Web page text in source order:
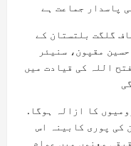
پاسدار جماعت ہے
گلگت بلتستان کے
مقپون، سنیئر
اللہ کی قیادت میں
کا ازالہ ہوگا.
کی پوری کابینہ اس
معنوں میں عوام